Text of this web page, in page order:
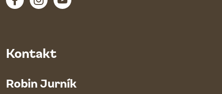
Kontakt
Robin Jurník